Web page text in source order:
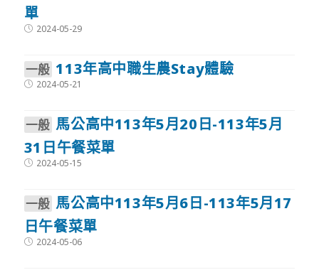
單
Post2024-05-29
⼀般 113年高中職生農Stay體驗
Post2024-05-21
⼀般 馬公高中113年5月20日-113年5月
31日午餐菜單
Post2024-05-15
⼀般 馬公高中113年5月6日-113年5月17
日午餐菜單
Post2024-05-06